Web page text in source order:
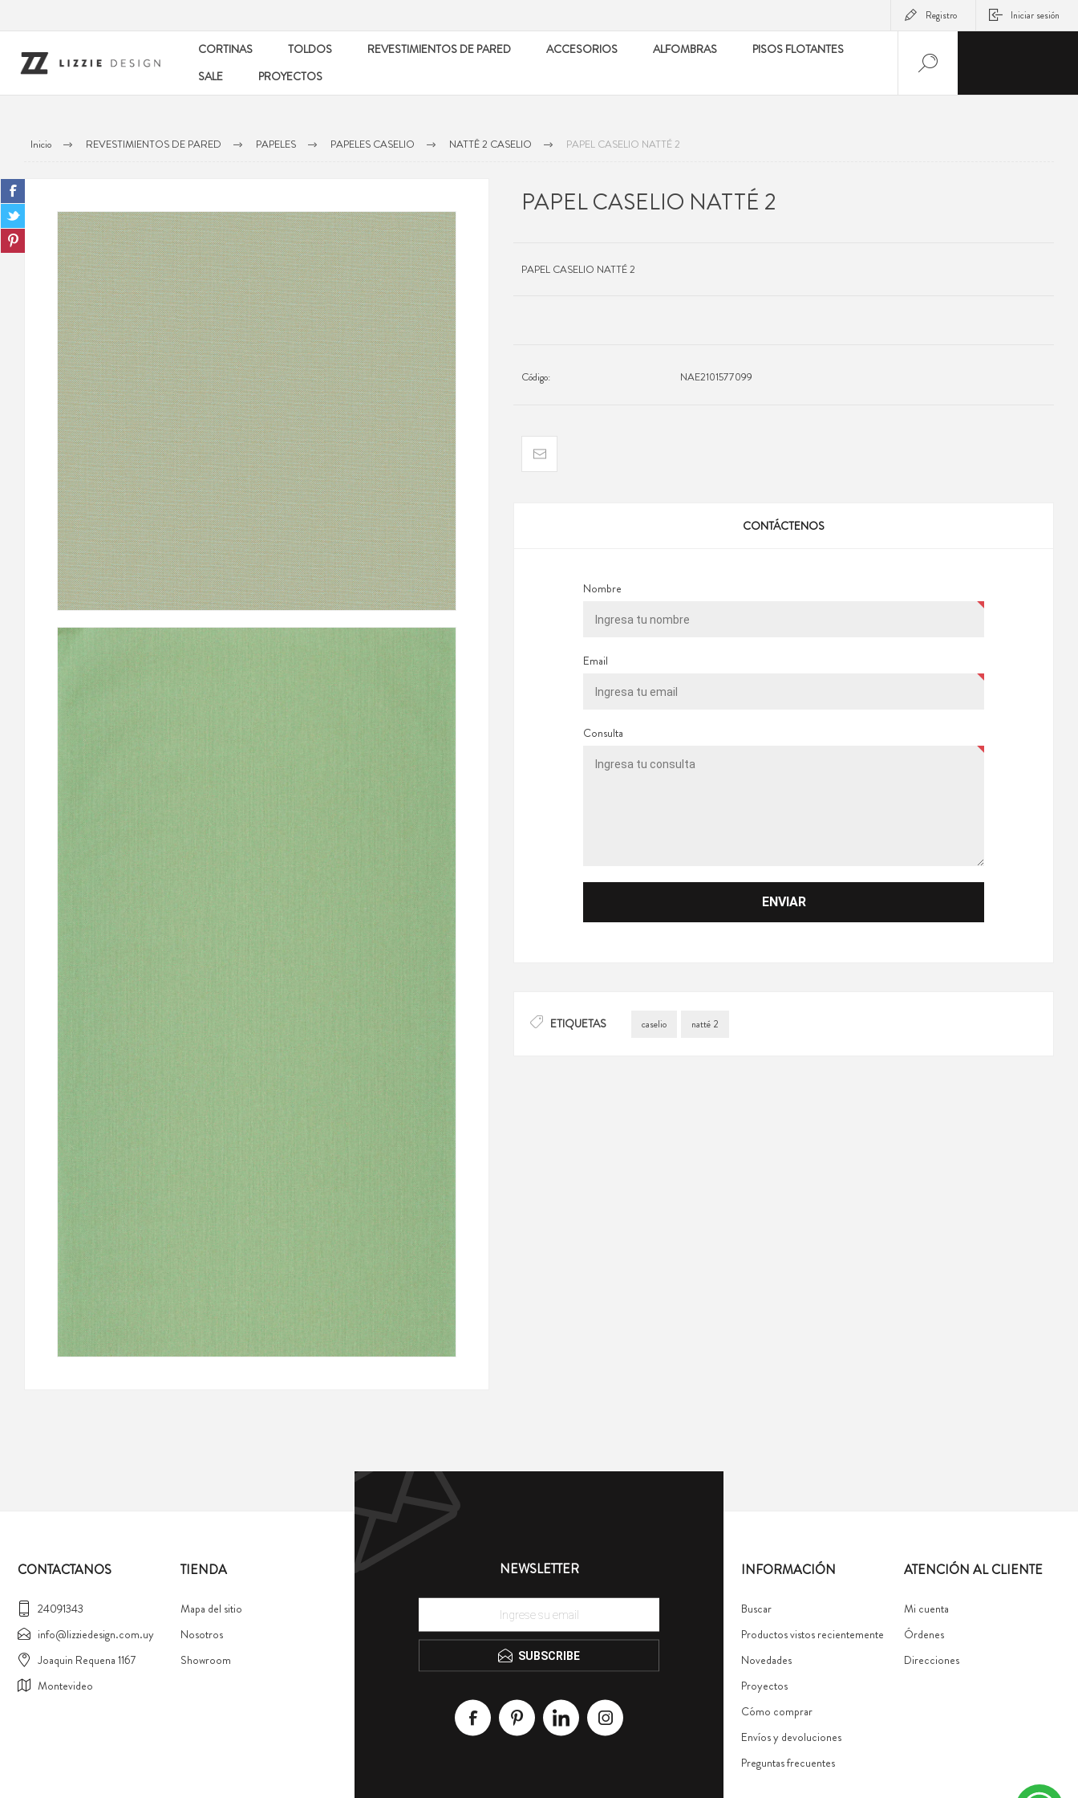
Registro Iniciar sesión
CORTINAS TOLDOS REVESTIMIENTOS DE PARED ACCESORIOS ALFOMBRAS
PISOS FLOTANTES
SALE
PROYECTOS
Inicio REVESTIMIENTOS DE PARED PAPELES PAPELES CASELIO NATTÊ 2 CASELIO PAPEL CASELIO NATTÉ 2
PAPEL CASELIO NATTÉ 2
PAPEL CASELIO NATTÉ 2
Código: NAE2101577099
CONTÁCTENOS
Nombre
Email
Consulta
ETIQUETAS caselio natté 2
NEWSLETTER
SUBSCRIBE
CONTACTANOS
24091343
info@lizziedesign.com.uy
Joaquin Requena 1167
Montevideo
TIENDA
Mapa del sitio
Nosotros
Showroom
INFORMACIÓN
Buscar
Productos vistos recientemente
Novedades
Proyectos
Cómo comprar
Envíos y devoluciones
Preguntas frecuentes
ATENCIÓN AL CLIENTE
Mi cuenta
Órdenes
Direcciones